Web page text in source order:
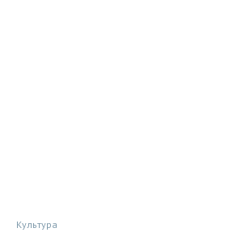
Культура